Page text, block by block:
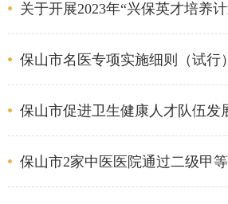
保山市名医专项实施细则（试行）